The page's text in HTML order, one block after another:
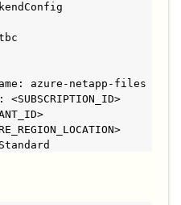
azure-netapp-files
<SUBSCRIPTION_ID>